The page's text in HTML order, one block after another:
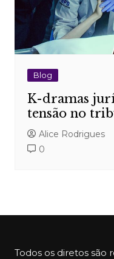
Blog
K-dramas
tensão no
Alice Rodrigues
0
Todos os diretos são